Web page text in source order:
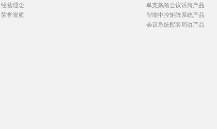
经营理念
荣誉资质
单支鹅颈会议话筒产品
智能中控矩阵系统产品
会议系统配套周边产品